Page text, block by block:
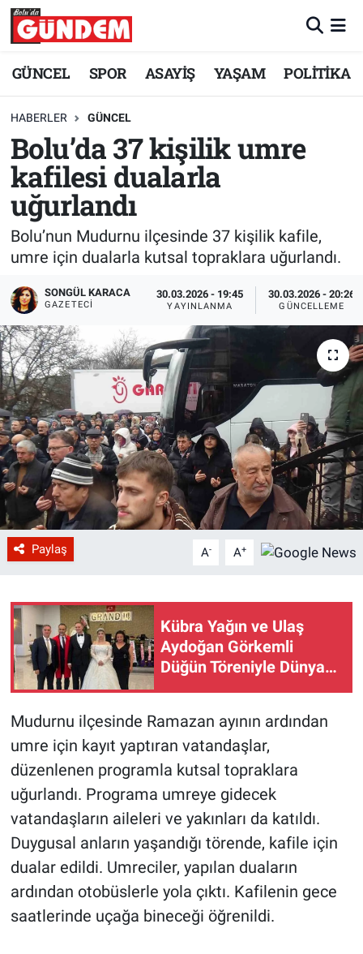
GÜNCEL SPOR ASAYİŞ YAŞAM POLİTİKA
HABERLER GÜNCEL
Bolu’da 37 kişilik umre
kafilesi dualarla
uğurlandı
Bolu’nun Mudurnu ilçesinde 37 kişilik kafile,
umre için dualarla kutsal topraklara uğurlandı.
SONGÜL KARACA
GAZETECI
30.03.2026 - 19:45
YAYINLANMA
30.03.2026 - 20:26
GÜNCELLEME
Paylaş A- A+
Kübra Yağın ve Ulaş
Aydoğan Görkemli
Düğün Töreniyle Dünya
Mudurnu ilçesinde Ramazan ayının ardından
umre için kayıt yaptıran vatandaşlar,
düzenlenen programla kutsal topraklara
uğurlandı. Programa umreye gidecek
vatandaşların aileleri ve yakınları da katıldı.
Duygusal anların yaşandığı törende, kafile için
dualar edildi. Umreciler, yapılan duaların
ardından otobüslerle yola çıktı. Kafilenin gece
saatlerinde uçağa bineceği öğrenildi.
Merkez Nöbetçi Eczaneler
Merkez Trafik Yoğunluk Haritası
Süper Lig Puan Durumu ve Fikstür
Tüm Manşetler
Son Dakika Haberleri
Haber Arşivi